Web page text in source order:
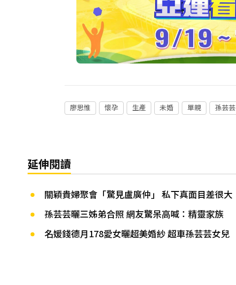
廖思惟 懷孕 生產 未婚 單親 孫芸芸
延伸閱讀
關穎貴婦聚會「驚見盧廣仲」 私下真面目差很大
孫芸芸曬三姊弟合照 網友驚呆高喊：精靈家族
名媛錢德月178愛女曬超美婚紗 超車孫芸芸女兒